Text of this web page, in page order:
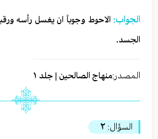
الجواب: الاحوط وجوباً ان يغسل رأسه
الجسد.
المصدر:منهاج الصالحين | جلد ١
السؤال: ٢